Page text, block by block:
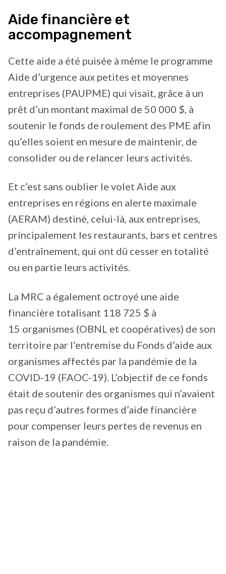
Aide financière et
accompagnement
Cette aide a été puisée à même le programme
Aide d’urgence aux petites et moyennes
entreprises (PAUPME) qui visait, grâce à un
prêt d’un montant maximal de 50 000 $, à
soutenir le fonds de roulement des PME afin
qu’elles soient en mesure de maintenir, de
consolider ou de relancer leurs activités.
Et c’est sans oublier le volet Aide aux
entreprises en régions en alerte maximale
(AERAM) destiné, celui-là, aux entreprises,
principalement les restaurants, bars et centres
d’entraînement, qui ont dû cesser en totalité
ou en partie leurs activités.
La MRC a également octroyé une aide
financière totalisant 118 725 $ à
15 organismes (OBNL et coopératives) de son
territoire par l’entremise du Fonds d’aide aux
organismes affectés par la pandémie de la
COVID-19 (FAOC-19). L’objectif de ce fonds
était de soutenir des organismes qui n’avaient
pas reçu d’autres formes d’aide financière
pour compenser leurs pertes de revenus en
raison de la pandémie.